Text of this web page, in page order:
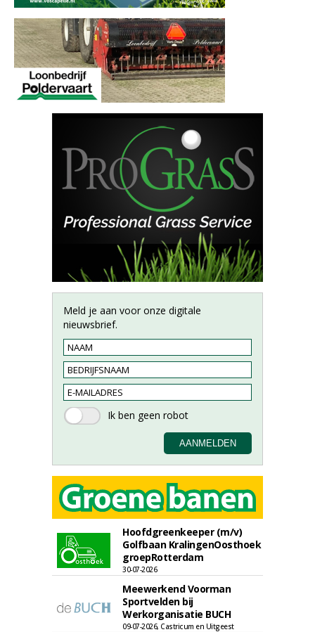
Meld je aan voor onze digitale
nieuwsbrief.
Hoofdgreenkeeper (m/v)
Golfbaan KralingenOosthoek
groepRotterdam
30-07-2026
Meewerkend Voorman
Sportvelden bij
Werkorganisatie BUCH
09-07-2026, Castricum en Uitgeest